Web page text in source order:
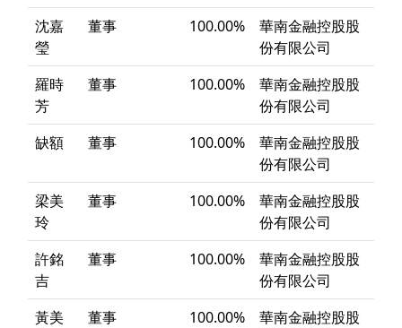
沈嘉
瑩
董事 100.00%
華南金融控股股
份有限公司
羅時
芳
董事 100.00%
華南金融控股股
份有限公司
缺額
董事 100.00%
華南金融控股股
份有限公司
梁美
玲
董事 100.00%
華南金融控股股
份有限公司
許銘
吉
董事 100.00%
華南金融控股股
份有限公司
黃美
董事 100.00%
華南金融控股股